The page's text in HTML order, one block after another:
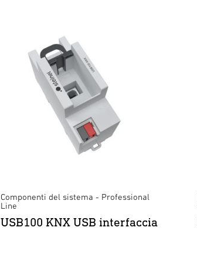
Componenti del sistema - Professional
Line
USB100 KNX USB interfaccia